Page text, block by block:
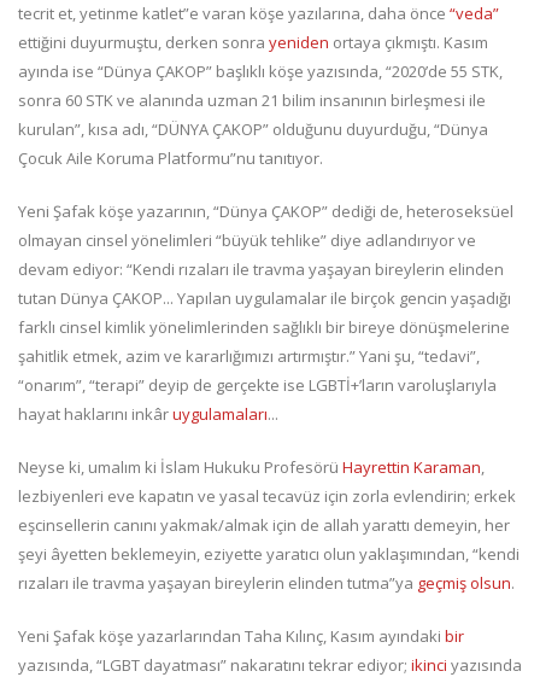
tecrit et, yetinme katlet”e varan köşe yazılarına, daha önce “veda”
ettiğini duyurmuştu, derken sonra yeniden ortaya çıkmıştı. Kasım
ayında ise “Dünya ÇAKOP” başlıklı köşe yazısında, “2020’de 55 STK,
sonra 60 STK ve alanında uzman 21 bilim insanının birleşmesi ile
kurulan”, kısa adı, “DÜNYA ÇAKOP” olduğunu duyurduğu, “Dünya
Çocuk Aile Koruma Platformu”nu tanıtıyor.
Yeni Şafak köşe yazarının, “Dünya ÇAKOP” dediği de, heteroseksüel
olmayan cinsel yönelimleri “büyük tehlike” diye adlandırıyor ve
devam ediyor: “Kendi rızaları ile travma yaşayan bireylerin elinden
tutan Dünya ÇAKOP... Yapılan uygulamalar ile birçok gencin yaşadığı
farklı cinsel kimlik yönelimlerinden sağlıklı bir bireye dönüşmelerine
şahitlik etmek, azim ve kararlığımızı artırmıştır.” Yani şu, “tedavi”,
“onarım”, “terapi” deyip de gerçekte ise LGBTİ+’ların varoluşlarıyla
hayat haklarını inkâruygulamaları...
Neyse ki, umalım ki İslam Hukuku Profesörü Hayrettin Karaman,
lezbiyenleri eve kapatın ve yasal tecavüz için zorla evlendirin; erkek
eşcinsellerin canını yakmak/almak için de allah yarattı demeyin, her
şeyi âyetten beklemeyin, eziyette yaratıcı olun yaklaşımından, “kendi
rızaları ile travma yaşayan bireylerin elinden tutma”ya geçmiş olsun.
Yeni Şafak köşe yazarlarından Taha Kılınç, Kasım ayındaki bir
yazısında, “LGBT dayatması” nakaratını tekrar ediyor; ikinci yazısında